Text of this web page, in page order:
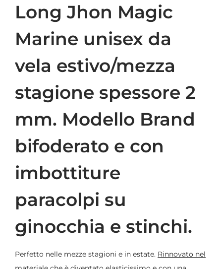
Long Jhon Magic
Marine unisex da
vela estivo/mezza
stagione spessore 2
mm. Modello Brand
bifoderato e con
imbottiture
paracolpi su
ginocchia e stinchi.
Perfetto nelle mezze stagioni e in estate. Rinnovato nel